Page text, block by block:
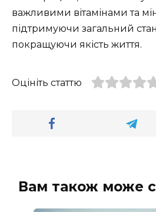
важливими вітамінами та
підтримуючи загальний
покращуючи якість життя.
Оцініть статтю
Вам також може